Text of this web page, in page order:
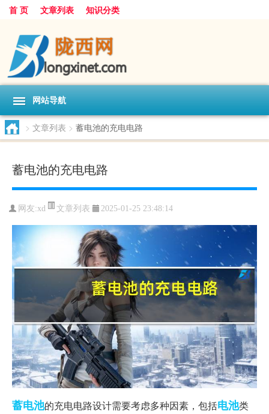
首 页 文章列表 知识分类
网站导航
> 文章列表 > 蓄电池的充电电路
蓄电池的充电电路
网友:xd 文章列表 2025-01-25 23:48:14
蓄电池的充电电路设计需要考虑多种因素，包括电池类